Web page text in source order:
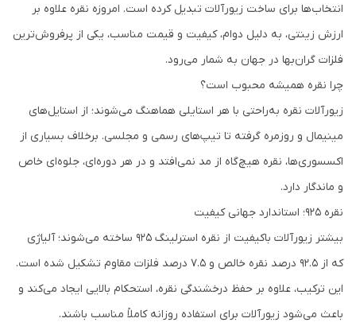
انتخاب‌ها برای ساخت زیورآلات تبدیل کرده است. امروزه نقره علاوه بر
ارزش زینتی، به دلیل دوام، کیفیت و قیمت مناسب، یکی از پرفروش‌ترین
فلزات گران‌بها در جهان به شمار می‌رود.
چرا نقره همیشه محبوب است؟
زیورآلات نقره به‌راحتی با هر استایلی هماهنگ می‌شوند؛ از استایل‌های
مینیمال و روزمره گرفته تا تیپ‌های رسمی و مجلسی. برخلاف بسیاری از
اکسسوری‌ها، نقره هیچ‌گاه از مد نمی‌افتد و در هر دوره‌ای، جلوه‌ای خاص
و ماندگار دارد.
نقره ۹۲۵؛ استاندارد جهانی کیفیت
بیشتر زیورآلات باکیفیت از نقره استرلینگ ۹۲۵ ساخته می‌شوند؛ آلیاژی
که از ۹۲.۵ درصد نقره خالص و ۷.۵ درصد فلزات مقاوم تشکیل شده است.
این ترکیب، علاوه بر حفظ درخشندگی نقره، استحکام بالایی ایجاد می‌کند و
باعث می‌شود زیورآلات برای استفاده روزانه کاملاً مناسب باشند.